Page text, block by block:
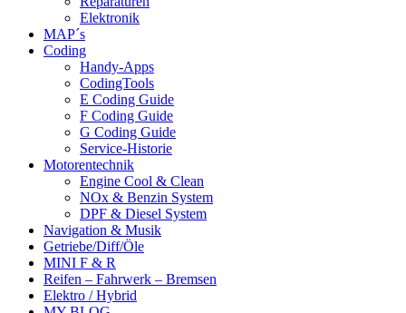
Elektronik
MAP´s
Coding
Handy-Apps
CodingTools
E Coding Guide
F Coding Guide
G Coding Guide
Service-Historie
Motorentechnik
Engine Cool & Clean
NOx & Benzin System
DPF & Diesel System
Navigation & Musik
Getriebe/Diff/Öle
MINI F & R
Reifen – Fahrwerk – Bremsen
Elektro / Hybrid